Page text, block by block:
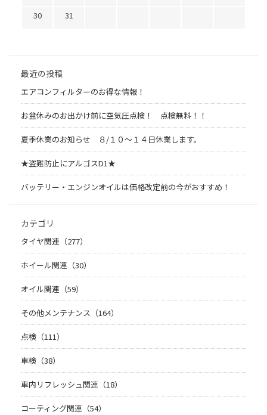
30
31
最近の投稿
エアコンフィルターのお得な情報！
お盆休みのお出かけ前に空気圧点検！ 点検無料！！
夏季休業のお知らせ ８/１０～１４日休業します。
★盗難防止にアルゴスD1★
バッテリー・エンジンオイルは価格改定前の今がおすすめ！
カテゴリ
タイヤ関連（277）
ホイール関連（30）
オイル関連（59）
その他メンテナンス（164）
点検（111）
車検（38）
車内リフレッシュ関連（18）
コーティング関連（54）